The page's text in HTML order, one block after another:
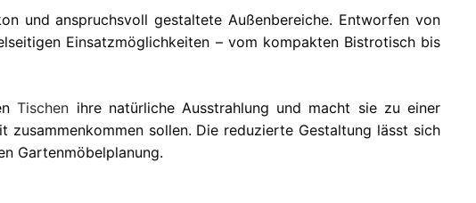
und anspruchsvoll gestaltete Außenbereiche. Entworfen von
Einsatzmöglichkeiten – vom kompakten Bistrotisch bis
Tischen ihre natürliche Ausstrahlung und macht sie zu einer
zusammenkommen sollen. Die reduzierte Gestaltung lässt sich
Gartenmöbelplanung.